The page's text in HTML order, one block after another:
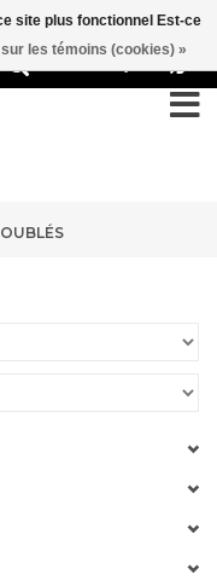
0
site plus fonctionnel Est-ce
les témoins (cookies) »